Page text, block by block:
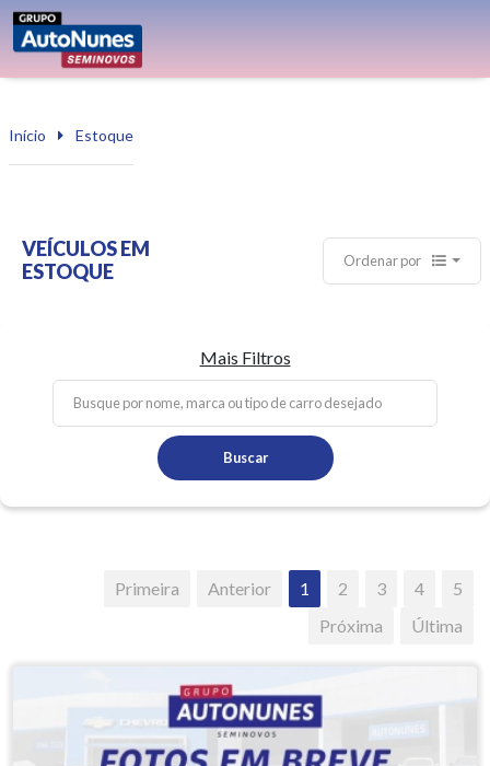
Início Estoque
VEÍCULOS EM
ESTOQUE
Ordenar por
Mais Filtros
Buscar
Primeira Anterior 1 2 3 4
5
Próxima
Última